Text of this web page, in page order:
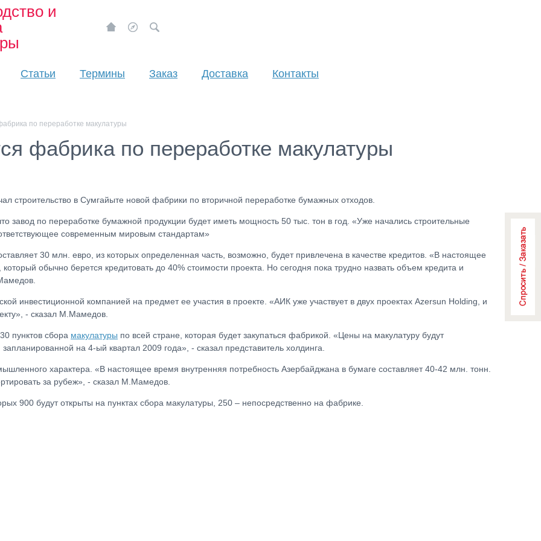
и
Статьи Термины Заказ Доставка Контакты
по переработке макулатуры
фабрика по переработке макулатуры
строительство в Сумгайыте новой фабрики по вторичной переработке бумажных отходов.
завод по переработке бумажной продукции будет иметь мощность 50 тыс. тон в год. «Уже начались строительные
современным мировым стандартам»
30 млн. евро, из которых определенная часть, возможно, будет привлечена в качестве кредитов. «В настоящее
обычно берется кредитовать до 40% стоимости проекта. Но сегодня пока трудно назвать объем кредита и
инвестиционной компанией на предмет ее участия в проекте. «АИК уже участвует в двух проектах Azersun Holding, и
- сказал М.Мамедов.
пунктов сбора макулатуры по всей стране, которая будет закупаться фабрикой. «Цены на макулатуру будут
на 4-ый квартал 2009 года», - сказал представитель холдинга.
характера. «В настоящее время внутренняя потребность Азербайджана в бумаге составляет 40-42 млн. тонн.
за рубеж», - сказал М.Мамедов.
900 будут открыты на пунктах сбора макулатуры, 250 – непосредственно на фабрике.